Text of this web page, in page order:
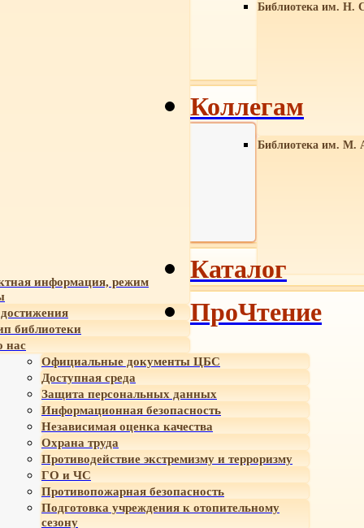
Библиотека им. Н.
Библиотека им. М.
информация, режим
библиотеки
нас
Официальные документы ЦБС
Доступная среда
Защита персональных данных
Информационная безопасность
Независимая оценка качества
Охрана труда
Противодействие экстремизму и терроризму
ГО и ЧС
Противопожарная безопасность
Подготовка учреждения к отопительному
сезону
Коллегам
Каталог
ПроЧтение